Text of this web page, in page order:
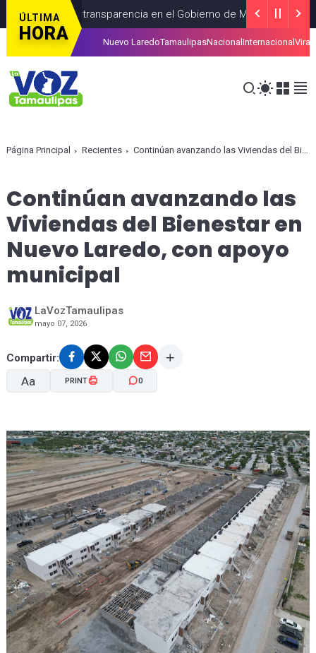
ÚLTIMA
HORA
la transparencia en el Gobierno de México CDMEXICO
con trámites del SAT RECIENTESAGOSTO 04, 2026
Nuevo LaredoTamaulipasNacional Internacional Viral
Página Principal Recientes Continúan avanzando las Viviendas del Bienestar en Nuevo Laredo, con apoyo municipal
Continúan avanzando las
Viviendas del Bienestar en
Nuevo Laredo, con apoyo
municipal
LaVozTamaulipas
mayo 07, 2026
Compartir:
Aa
A- A+
PRINT 0